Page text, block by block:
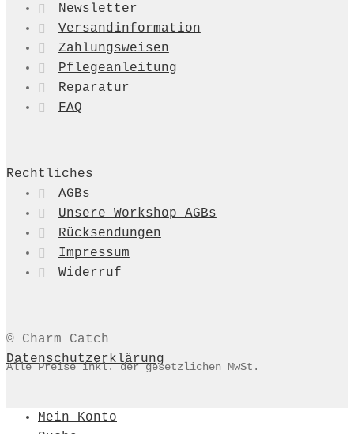
Newsletter
Versandinformation
Zahlungsweisen
Pflegeanleitung
Reparatur
FAQ
Rechtliches
AGBs
Unsere Workshop AGBs
Rücksendungen
Impressum
Widerruf
© Charm Catch
Datenschutzerklärung
Alle Preise inkl. der gesetzlichen MwSt.
Mein Konto